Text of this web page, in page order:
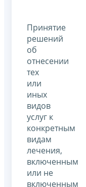
Принятие
решений
об
отнесении
тех
или
иных
видов
услуг к
конкретным
видам
лечения,
включенным
или не
включенным